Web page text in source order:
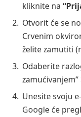
kliknite na
Otvorit će se
Crvenim
želite zamutiti
Odaberite
zamućivanjem”
Unesite svoju
Google će